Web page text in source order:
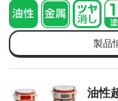
製品
油性